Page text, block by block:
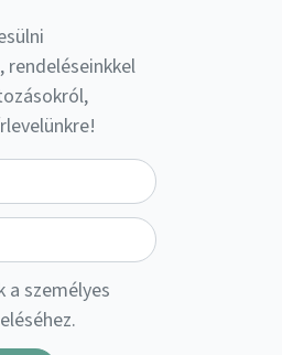
rendeléseinkkel
a személyes